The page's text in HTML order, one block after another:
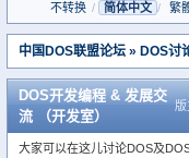
不转换 / 简体中文 / 繁
中国DOS联盟论坛 » DOS讨
DOS开发编程 & 发展交
流 （开发室）
版
大家可以在这儿讨论DOS及